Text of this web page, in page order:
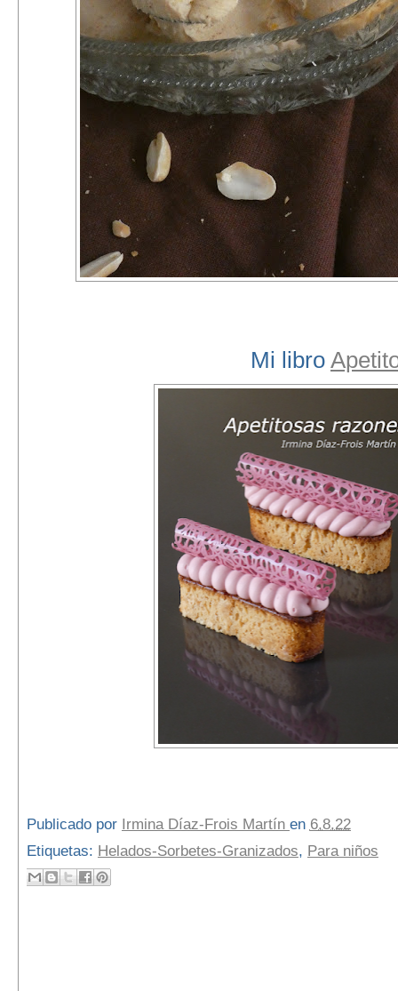
Mi libro
Publicado por Irmina Díaz-Frois Martín en 6.8.22
Etiquetas: Helados-Sorbetes-Granizados, Para niños